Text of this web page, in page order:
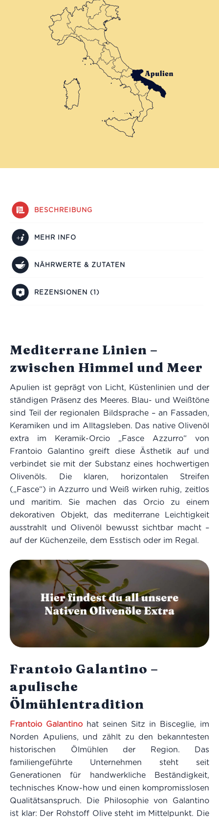
BESCHREIBUNG
MEHR INFO
NÄHRWERTE & ZUTATEN
REZENSIONEN (1)
Mediterrane Linien –
zwischen Himmel und Meer
Apulien ist geprägt von Licht, Küstenlinien und der
ständigen Präsenz des Meeres. Blau- und Weißtöne
sind Teil der regionalen Bildsprache – an Fassaden,
Keramiken und im Alltagsleben. Das native Olivenöl
extra im Keramik-Orcio „Fasce Azzurro“ von
Frantoio Galantino greift diese Ästhetik auf und
verbindet sie mit der Substanz eines hochwertigen
Olivenöls. Die klaren, horizontalen Streifen
(„Fasce“) in Azzurro und Weiß wirken ruhig, zeitlos
und maritim. Sie machen das Orcio zu einem
dekorativen Objekt, das mediterrane Leichtigkeit
ausstrahlt und Olivenöl bewusst sichtbar macht –
auf der Küchenzeile, dem Esstisch oder im Regal.
Frantoio Galantino –
apulische
Ölmühlentradition
Frantoio Galantino hat seinen Sitz in Bisceglie, im
Norden Apuliens, und zählt zu den bekanntesten
historischen Ölmühlen der Region. Das
familiengeführte Unternehmen steht seit
Generationen für handwerkliche Beständigkeit,
technisches Know-how und einen kompromisslosen
Qualitätsanspruch. Die Philosophie von Galantino
ist klar: Der Rohstoff Olive steht im Mittelpunkt. Die